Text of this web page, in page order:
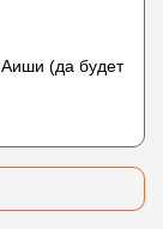
(да будет